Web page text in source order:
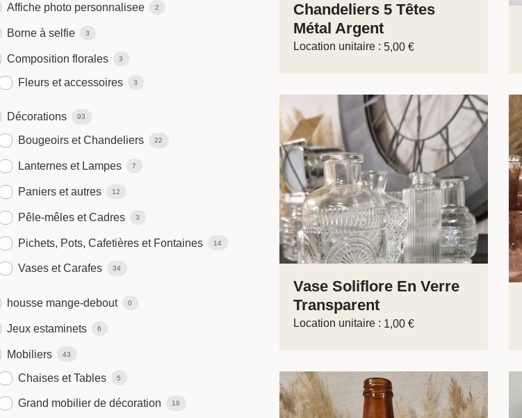
Affiche photo personnalisee 2
Borne à selfie 3
Composition florales 3
Fleurs et accessoires 3
Décorations 93
Bougeoirs et Chandeliers 22
Lanternes et Lampes 7
Paniers et autres 12
Pêle-mêles et Cadres 3
Pichets, Pots, Cafetières et Fontaines 14
Vases et Carafes 34
housse mange-debout 0
Jeux estaminets 6
Mobiliers 43
Chaises et Tables 5
Grand mobilier de décoration 18
Chandeliers 5 Têtes
Métal Argent
Location unitaire : 5,00 €
Vase Soliflore En Verre
Transparent
Location unitaire : 1,00 €